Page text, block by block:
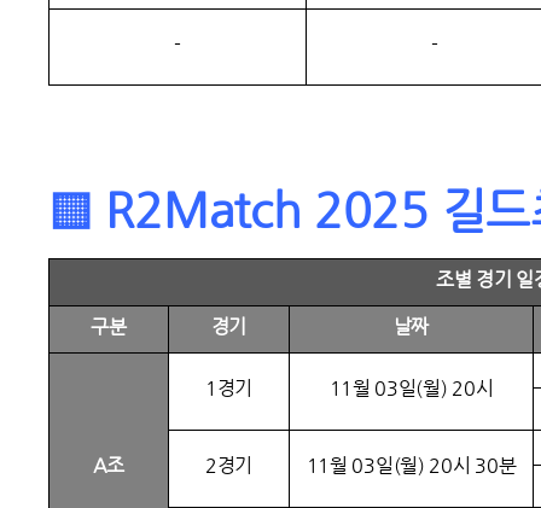
- -
▒ R2Match 2025 길드
조별 경기 일
구분 경기 날짜
A조
1경기 11월 03일(월) 20시
2경기 11월 03일(월) 20시 30분